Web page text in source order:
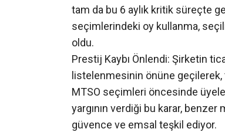
tam da bu 6 aylık kritik süreçte
seçimlerindeki oy kullanma,
oldu.
Prestij Kaybı Önlendi: Şirketin
listelenmesinin önüne geçilerek,
MTSO seçimleri öncesinde
yargının verdiği bu karar,
güvence ve emsal teşkil ediyor.